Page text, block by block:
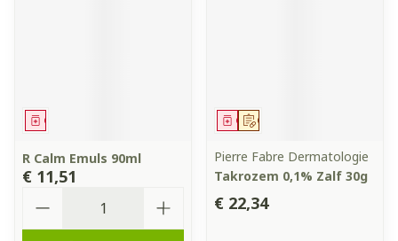
Geneesmiddel
R Calm Emuls 90ml
€ 11,51
Op voorschrift
Geneesmiddel
Pierre Fabre Dermatologie
Takrozem 0,1% Zalf 30g
€ 22,34